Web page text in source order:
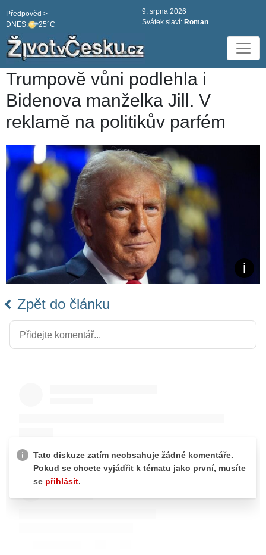
DNES: 25°C
Předpověd >
9. srpna 2026
Svátek slaví: Roman
Trumpově vůni podlehla i
Bidenova manželka Jill. V
reklamě na politikův parfém
Zpět do článku